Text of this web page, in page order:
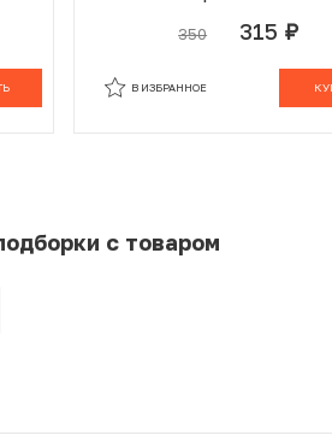
ЭКСПО-70 в Японии»
350 315 руб.
В ИЗБРАННОЕ
с товаром